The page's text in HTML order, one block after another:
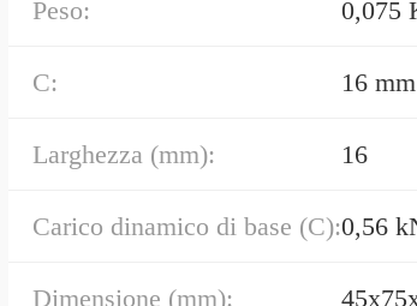
Peso: 0,075
C: 16 mm
Larghezza (mm): 16
Carico dinamico di base (C):0,56
Dimensione (mm):